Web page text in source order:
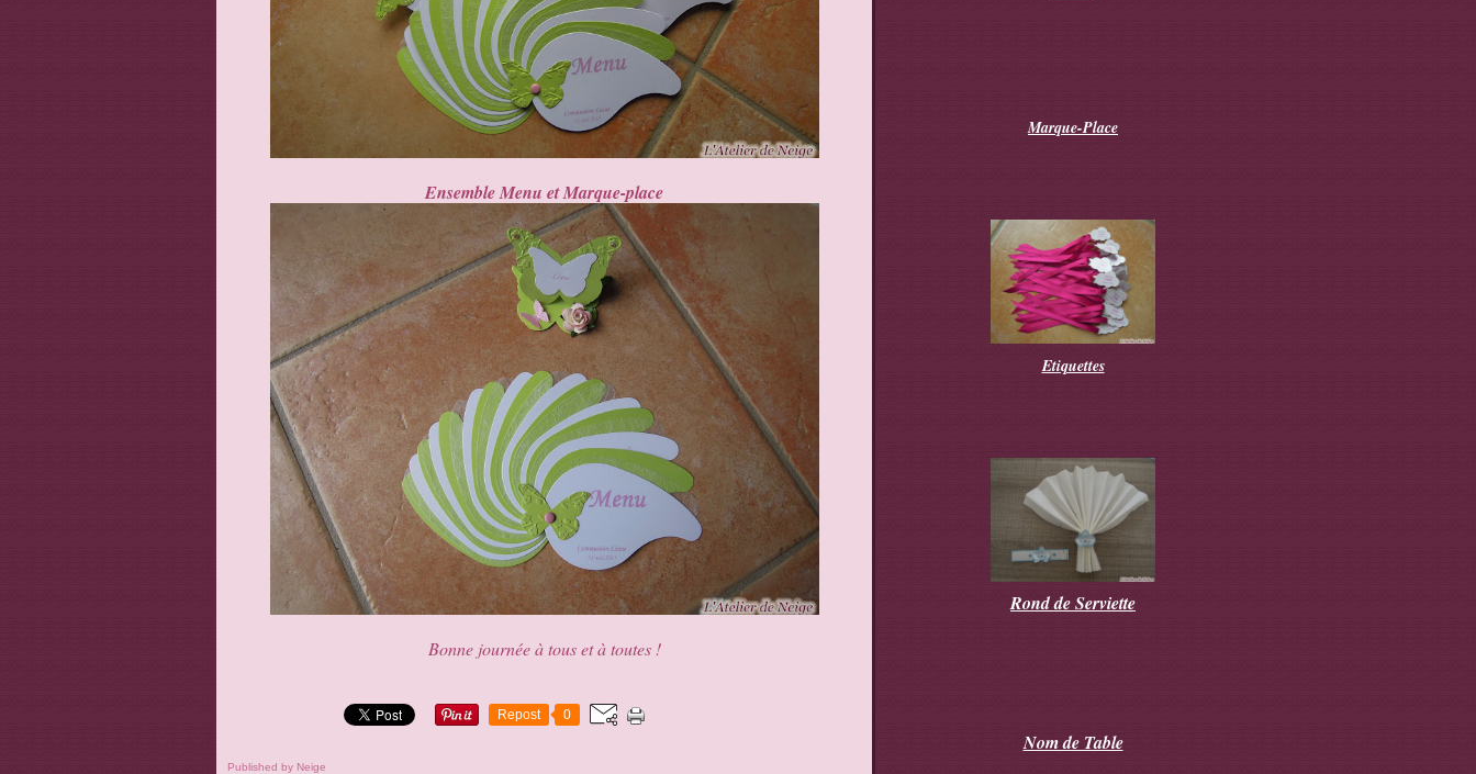
Ensemble Menu et Marque-place
Bonne journée à tous et à toutes !
Repost 0
Published by Neige
Marque-Place
Etiquettes
Rond de Serviette
Nom de Table